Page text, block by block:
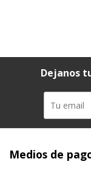
Dejanos
Medios de